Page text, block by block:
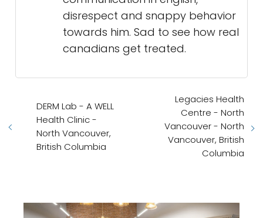
disrespect and snappy behavior
towards him. Sad to see how real
canadians get treated.
DERM Lab - A WELL
Health Clinic -
North Vancouver,
British Columbia
Legacies Health
Centre - North
Vancouver - North
Vancouver, British
Columbia